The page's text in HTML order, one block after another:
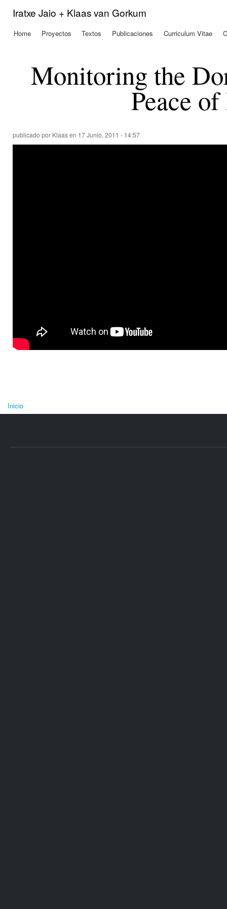
Iratxe Jaio + Klaas van Gorkum
Menú principal
Home Proyectos Textos Publicaciones Curriculum Vitae
Monitoring the
Peace
publicado por Klaasen 17 Junio, 2011 - 14:57
Se encuentra usted aquí
Inicio